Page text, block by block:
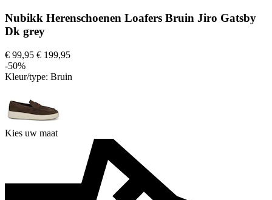
Nubikk Herenschoenen Loafers Bruin Jiro Gatsby
Dk grey
€ 99,95 € 199,95
-50%
Kleur/type: Bruin
Kies uw maat